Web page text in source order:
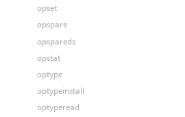
opset
opspare
opspareds
opstat
optype
optypeinstall
optyperead